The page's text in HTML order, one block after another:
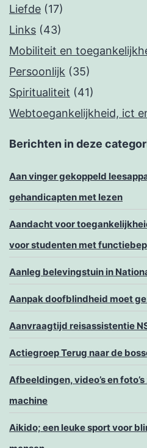
Liefde (17)
Links (43)
Mobiliteit en
Persoonlijk (35)
Spiritualiteit (41)
Webtoegankelijkheid, ict
Berichten in deze
Aan vinger gekoppeld
gehandicapten met lezen
Aandacht voor
voor studenten met
Aanleg belevingstuin in
Aanpak doofblindheid moet
Aanvraagtijd reisassistentie
Actiegroep Terug naar de
Afbeeldingen, video’s en
machine
Aikido; een leuke sport voor